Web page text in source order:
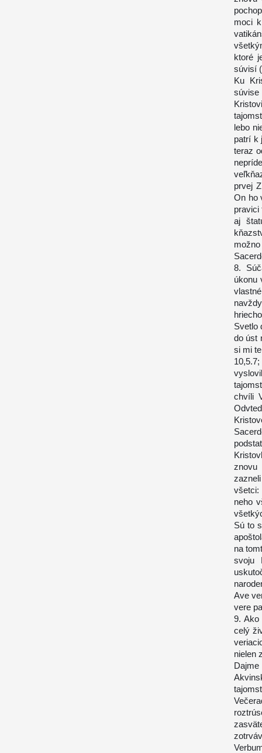
moci
ktoré
súvisí
Ku
súvise
lebo
patrí k
teraz
prvej
On ho
pravici
aj
8.
úkonu
Svetlo
do úst
si mi
chvíli
znovu
všetci:
neho
Sú to
na
svoju
Ave
vere
9. Ako
celý
nielen